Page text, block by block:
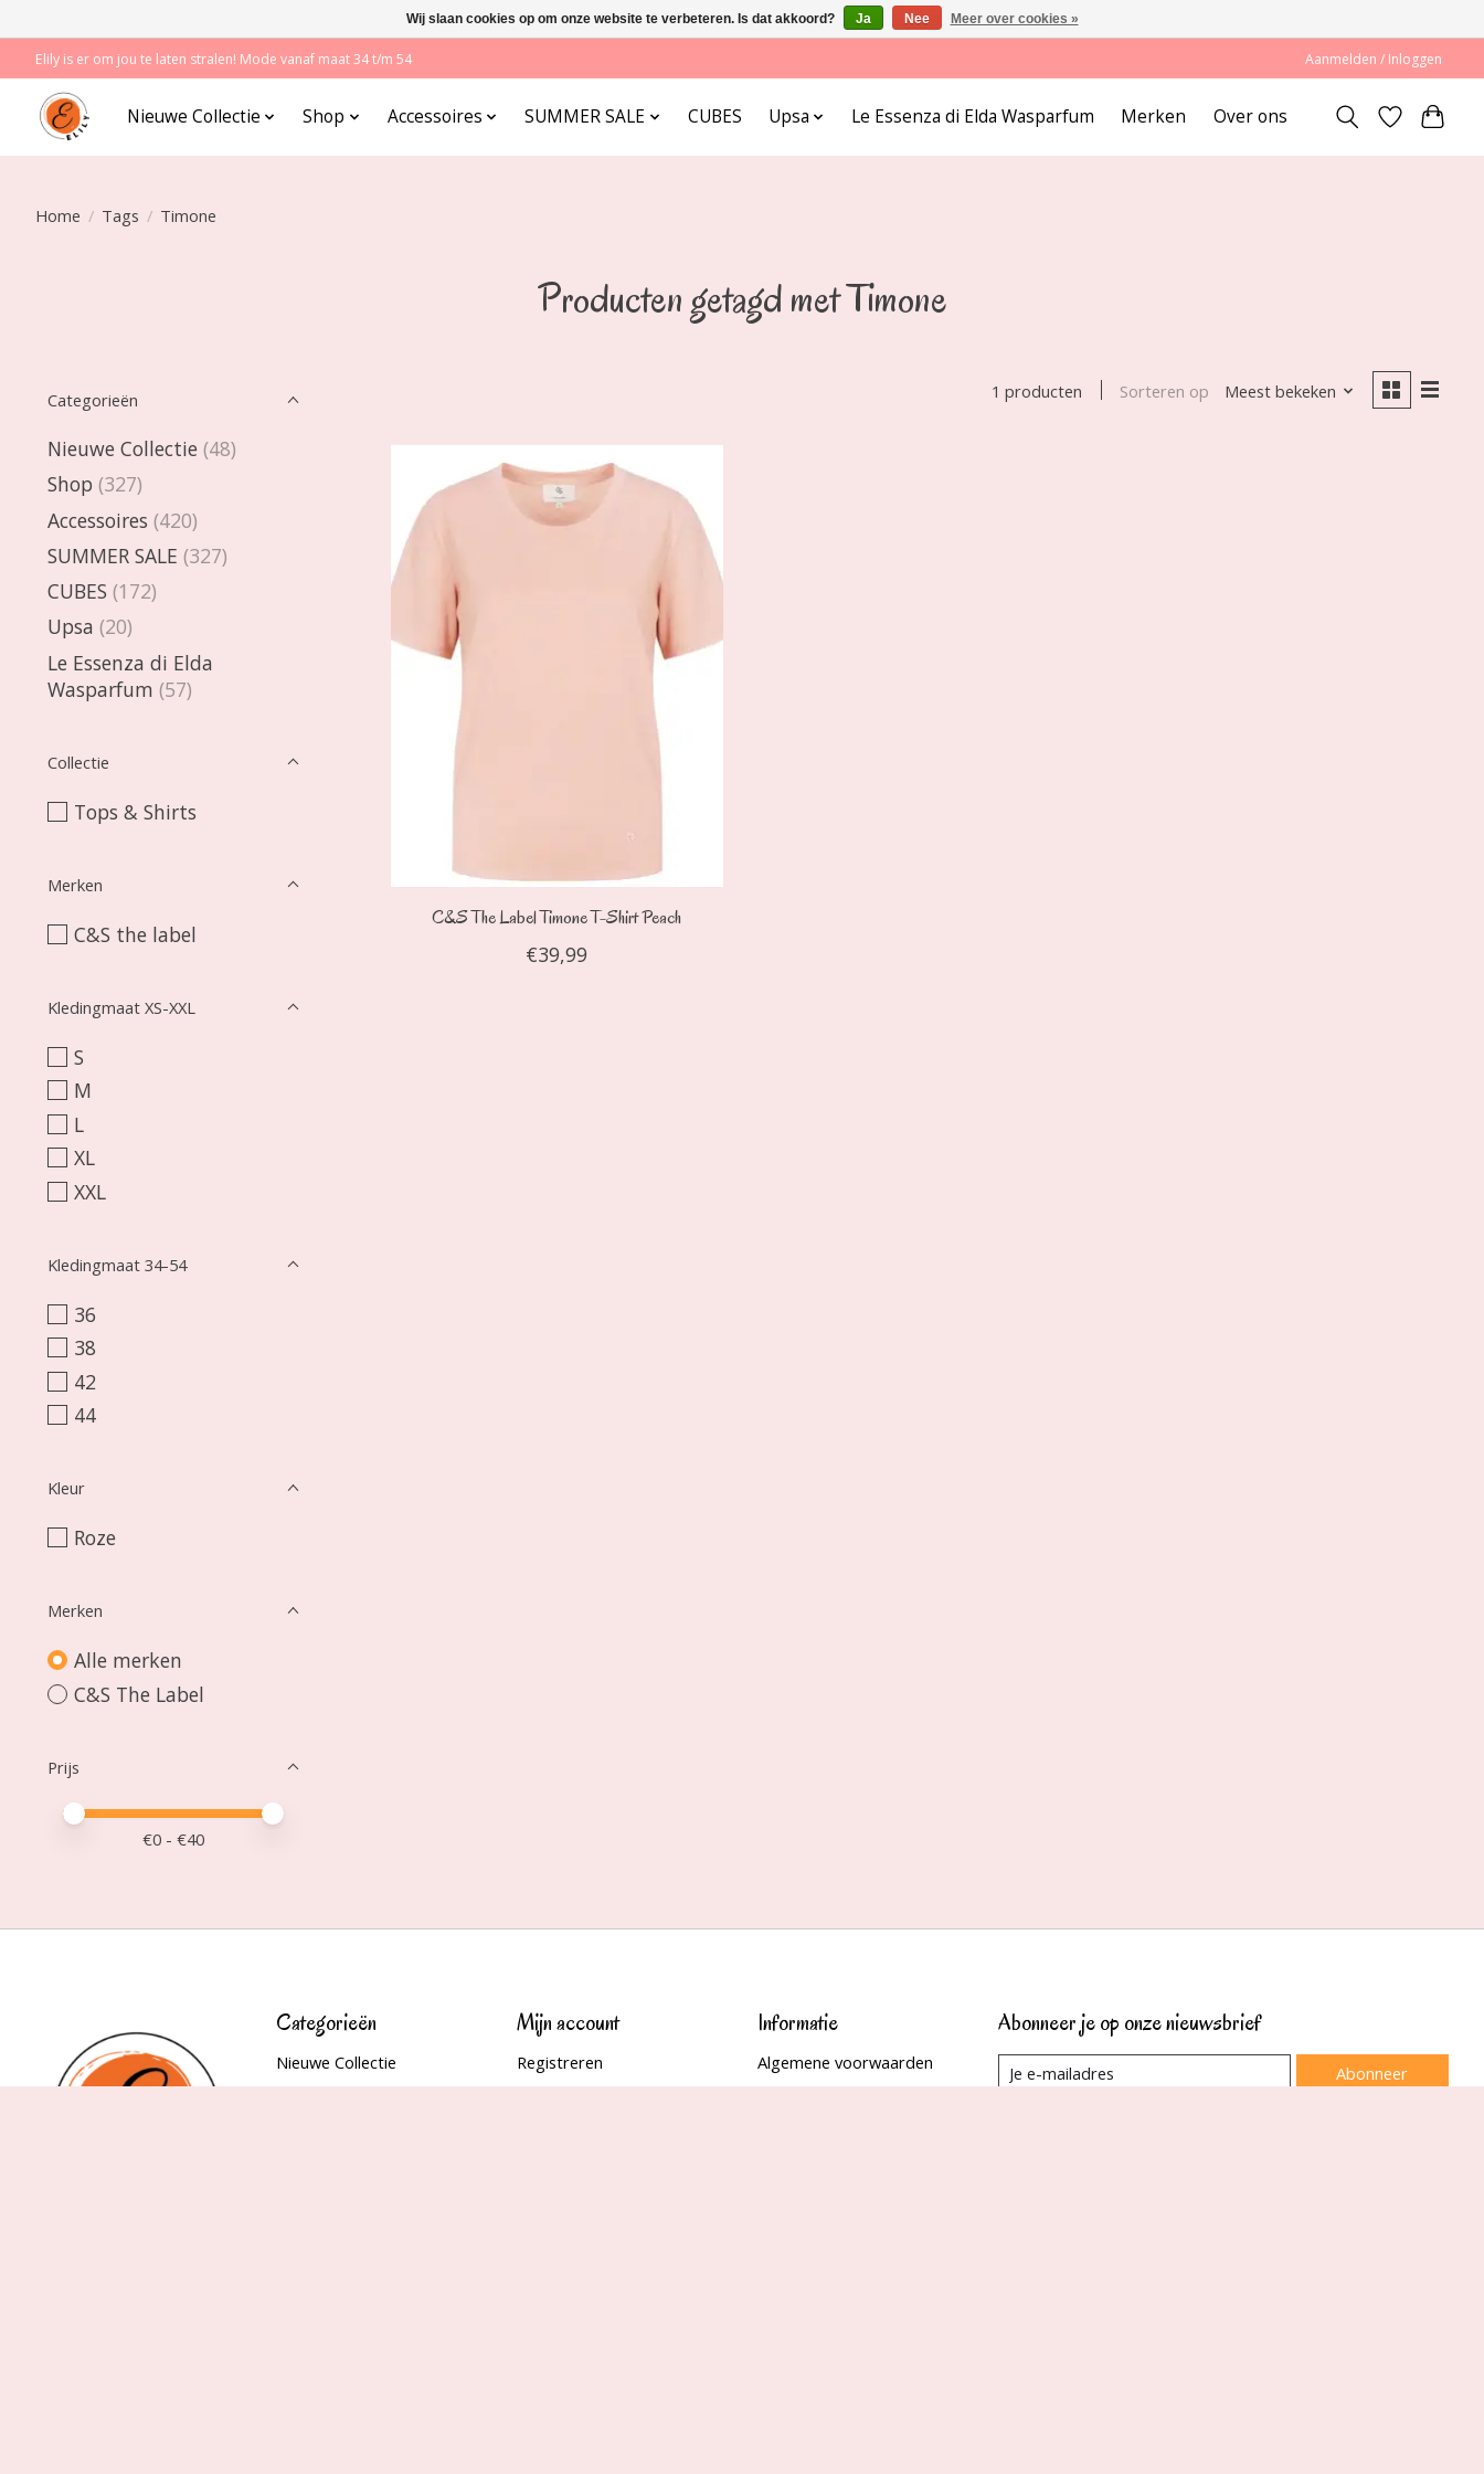
Elily is er om jou te laten stralen! Mode vanaf maat 34 t/m 54 Aanmelden / Inloggen
Nieuwe Collectie Shop Accessoires SUMMER SALE CUBES Upsa Le Essenza di Elda Wasparfum Merken Over ons
Home / Tags / Timone
Producten getagd met Timone
Categorieën
Nieuwe Collectie (48)
Shop (327)
Accessoires (420)
SUMMER SALE (327)
CUBES (172)
Upsa (20)
Le Essenza di Elda
Wasparfum (57)
Collectie
Tops & Shirts
Merken
C&S the label
Kledingmaat XS-XXL
S
M
L
XL
XXL
Kledingmaat 34-54
36
38
42
44
Kleur
Roze
Merken
Alle merken
C&S The Label
Prijs
Minimale prijswaarde
Price maximum value
€0 - €40
1 producten Sorteren op Meest bekeken
C&S The Label Timone T-Shirt Peach
€39,99
Categorieën
Nieuwe Collectie
Mijn account
Registreren
Informatie
Algemene voorwaarden
Abonneer je op onze nieuwsbrief
Abonneer
Wij slaan cookies op om onze website te verbeteren. Is dat akkoord? Ja Nee Meer over cookies »